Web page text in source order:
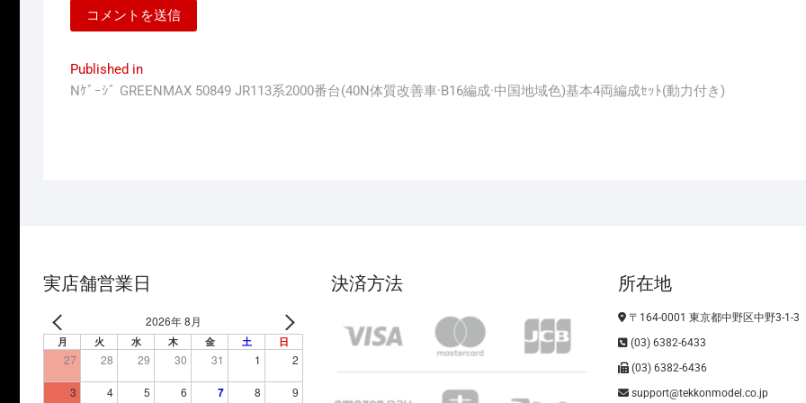
投
稿
ョ
Published in
Nｹﾞｰｼﾞ GREENMAX 50849 JR113系2000番台(40N体質改善車·B16編成·中国地域色)基本4両編成ｾｯﾄ(動力付き)
実店舗営業日
2026年 8月
月 火 水 木 金 土 日
27 28 29 30 31 1 2
3 4 5 6 7 8 9
決済方法 所在地
〒164-0001 東京都中野区中野3-1-3
(03) 6382-6433
(03) 6382-6436
support@tekkonmodel.co.jp